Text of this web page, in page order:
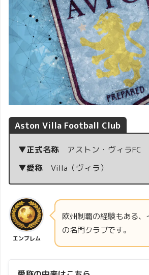
Aston Villa Football Club
▼正式名称 アストン・ヴィラFC
▼愛称 Villa（ヴィラ）
エンブレム
欧州制覇の経験もある
の名門クラブです。